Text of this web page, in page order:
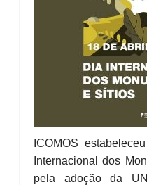
ICOMOS
Internacional dos
pela adoção da